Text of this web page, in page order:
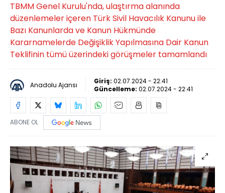
TBMM Genel Kurulu'nda, ulaştırma alanında
düzenlemeler içeren Türk Sivil Havacılık Kanunu ile
Bazı Kanunlarda ve Kanun Hükmünde
Kararnamelerde Değişiklik Yapılmasına Dair Kanun
Teklifinin tümü üzerindeki görüşmeler tamamlandı
Anadolu Ajansı Giriş: 02.07.2024 - 22:41
Güncelleme: 02.07.2024 - 22:41
ABONE OL